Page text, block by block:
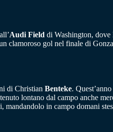
Audi Field di Washington,
clamoroso gol nel finale di
di Christian Benteke.
lontano dal campo anche
mandandolo in campo domani